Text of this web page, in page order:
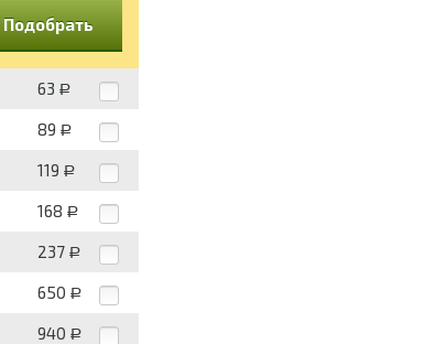
Подобрать
63 Р
89 Р
119 Р
168 Р
237 Р
650 Р
940 Р